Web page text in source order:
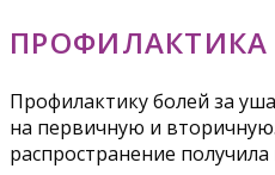
ПРОФИЛАКТИКА
Профилактику болей за
на первичную и
распространение